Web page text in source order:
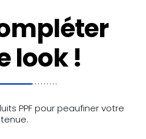
look !
PPF pour peaufiner votre
tenue.